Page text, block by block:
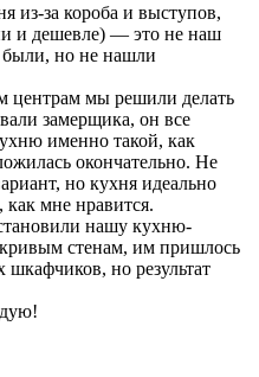
из-за короба и выступов,
и дешевле) — это не наш
но не нашли
центрам мы решили делать
замерщика, он все
именно такой, как
окончательно. Не
но кухня идеально
как мне нравится.
нашу кухню-
стенам, им пришлось
но результат